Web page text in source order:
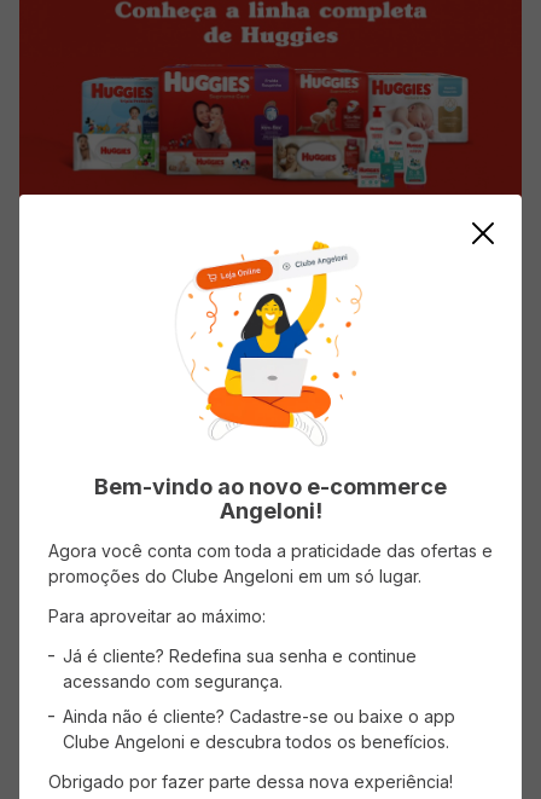
Avaliações
Faça login para escrever uma avaliação.
Carregando avaliações…
Bem-vindo ao novo e-commerce
Angeloni!
Agora você conta com toda a praticidade das ofertas e
promoções do Clube Angeloni em um só lugar.
Para aproveitar ao máximo:
Já é cliente? Redefina sua senha e continue
acessando com segurança.
Ainda não é cliente? Cadastre-se ou baixe o app
Clube Angeloni e descubra todos os benefícios.
Obrigado por fazer parte dessa nova experiência!